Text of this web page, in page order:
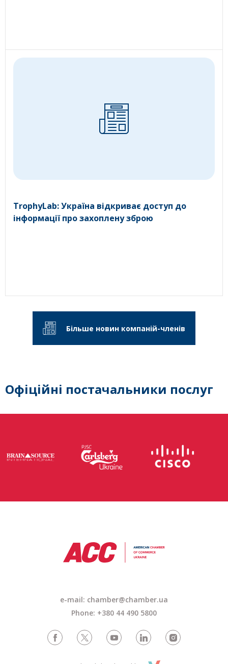
TrophyLab: Україна відкриває доступ до
інформації про захоплену зброю
Більше новин компаній-членів
Офіційні постачальники послуг
e-mail: chamber@chamber.ua
Phone: +380 44 490 5800